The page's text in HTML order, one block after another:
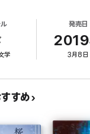
た幸せな家庭を作ってくれ
つの世界を持っていたその心
せな一人の企業戦士の、切な
な光景を辿るうち、読者も自
学
発売日
2019
3月8日
すめ